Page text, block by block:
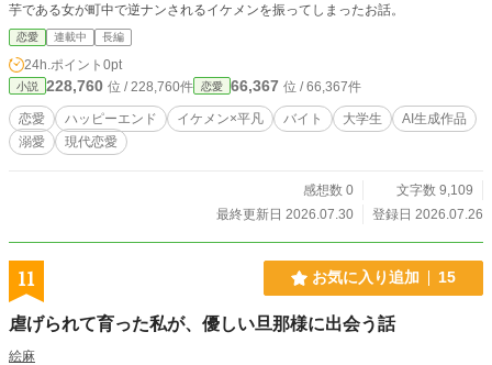
芋である女が町中で逆ナンされるイケメンを振ってしまったお話。
恋愛 連載中 長編
24h.ポイント 0pt
小説 228,760 位 / 228,760件 恋愛 66,367 位 / 66,367件
恋愛 ハッピーエンド イケメン×平凡 バイト 大学生
AI生成作品
溺愛
現代恋愛
感想数 0
文字数 9,109
最終更新日 2026.07.30
登録日 2026.07.26
11 お気に入り追加 15
虐げられて育った私が、優しい旦那様に出会う話
絵麻